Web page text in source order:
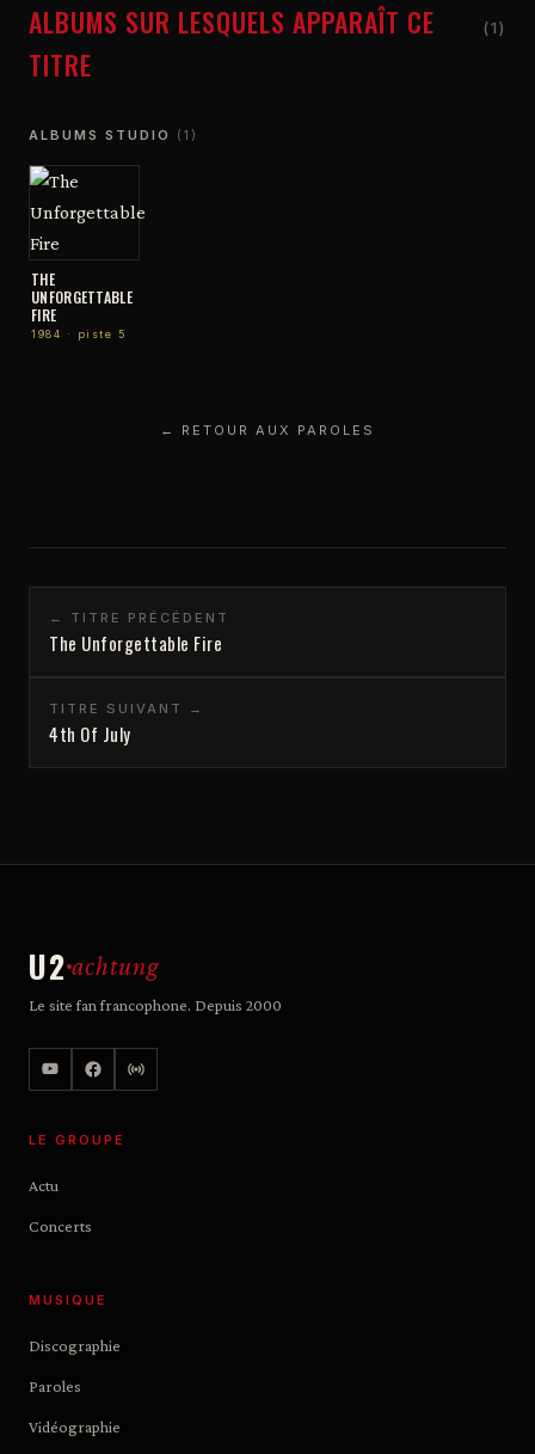
ALBUMS SUR LESQUELS APPARAÎT CE
TITRE
(1)
ALBUMS STUDIO (1)
THE
UNFORGETTABLE
FIRE
1984 · piste 5
← RETOUR AUX PAROLES
← TITRE PRÉCÉDENT
The Unforgettable Fire
TITRE SUIVANT →
4th Of July
U2 achtung
Le site fan francophone. Depuis 2000
LE GROUPE
Actu
Concerts
MUSIQUE
Discographie
Paroles
Vidéographie